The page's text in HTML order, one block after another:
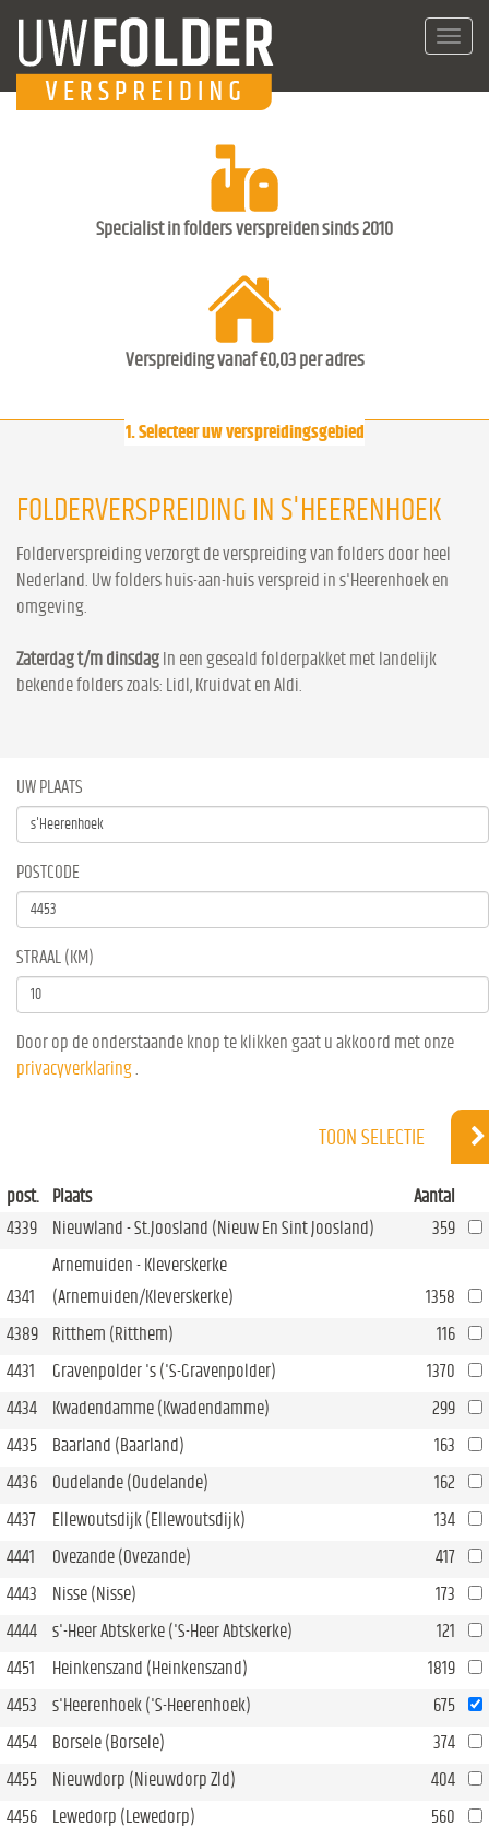
Specialist in folders verspreiden sinds 2010
Verspreiding vanaf €0,03 per adres
1. Selecteer uw verspreidingsgebied
FOLDERVERSPREIDING IN S'HEERENHOEK
Folderverspreiding verzorgt de verspreiding van folders door heel
Nederland. Uw folders huis-aan-huis verspreid in s'Heerenhoek en
omgeving.
Zaterdag t/m dinsdag In een geseald folderpakket met landelijk
bekende folders zoals: Lidl, Kruidvat en Aldi.
UW PLAATS
POSTCODE
STRAAL (KM)
Door op de onderstaande knop te klikken gaat u akkoord met onze
privacyverklaring
TOON SELECTIE
post. Plaats
Aantal
4339
Nieuwland - St.Joosland (Nieuw En Sint Joosland) 359
4341
Arnemuiden - Kleverskerke
(Arnemuiden/Kleverskerke)
1358
4389
Ritthem (Ritthem)
116
4431
Gravenpolder 's ('S-Gravenpolder)
1370
4434
Kwadendamme (Kwadendamme)
299
4435
Baarland (Baarland)
163
4436
Oudelande (Oudelande)
162
4437
Ellewoutsdijk (Ellewoutsdijk)
134
4441
Ovezande (Ovezande)
417
4443
Nisse (Nisse)
173
4444
s'-Heer Abtskerke ('S-Heer Abtskerke)
121
4451
Heinkenszand (Heinkenszand)
1819
4453
s'Heerenhoek ('S-Heerenhoek)
675
4454
Borsele (Borsele)
374
4455
Nieuwdorp (Nieuwdorp Zld)
404
4456
Lewedorp (Lewedorp)
560